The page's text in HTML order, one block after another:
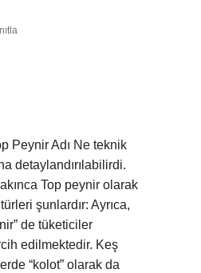
Peynir Adı Ne teknik
detaylandırılabilirdi.
Top peynir olarak
şunlardır: Ayrıca,
de tüketiciler
edilmektedir. Keş
“kolot” olarak da